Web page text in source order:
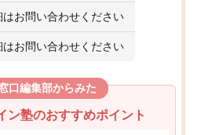
はお問い合わせください
はお問い合わせください
口編集部からみた
ン塾のおすすめポイント